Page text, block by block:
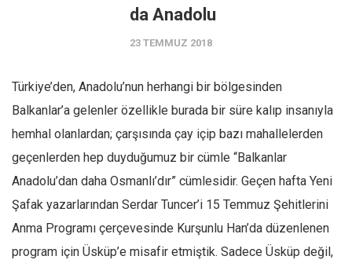
Abone olmak istiyorum
Sosyal Medya
Twitter
Facebook
Instagram
YouTube
Editörden
da Anadolu
23 TEMMUZ 2018
Türkiye’den, Anadolu’nun herhangi bir bölgesinden
Balkanlar’a gelenler özellikle burada bir süre kalıp insanıyla
hemhal olanlardan; çarşısında çay içip bazı mahallelerden
geçenlerden hep duyduğumuz bir cümle “Balkanlar
Anadolu’dan daha Osmanlı’dır” cümlesidir. Geçen hafta Yeni
Şafak yazarlarından Serdar Tuncer’i 15 Temmuz Şehitlerini
Anma Programı çerçevesinde Kurşunlu Han’da düzenlenen
program için Üsküp’e misafir etmiştik. Sadece Üsküp değil,